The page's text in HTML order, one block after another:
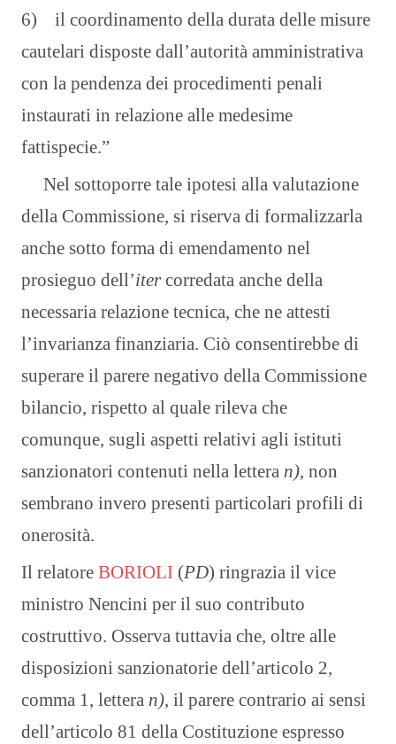
6) il coordinamento della durata delle misure
cautelari disposte dall’autorità amministrativa
con la pendenza dei procedimenti penali
instaurati in relazione alle medesime
fattispecie.”
Nel sottoporre tale ipotesi alla valutazione
della Commissione, si riserva di formalizzarla
anche sotto forma di emendamento nel
prosieguo dell’itercorredata anche della
necessaria relazione tecnica, che ne attesti
l’invarianza finanziaria. Ciò consentirebbe di
superare il parere negativo della Commissione
bilancio, rispetto al quale rileva che
comunque, sugli aspetti relativi agli istituti
sanzionatori contenuti nella lettera n), non
sembrano invero presenti particolari profili di
onerosità.
Il relatore BORIOLI (PD) ringrazia il vice
ministro Nencini per il suo contributo
costruttivo. Osserva tuttavia che, oltre alle
disposizioni sanzionatorie dell’articolo 2,
comma 1, lettera n), il parere contrario ai sensi
dell’articolo 81 della Costituzione espresso